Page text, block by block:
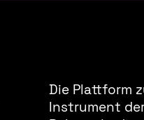
Die Plattform
Instrument